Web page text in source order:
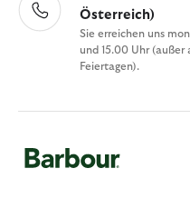
Österreich)
Sie erreichen uns
und 15.00 Uhr
Feiertagen).